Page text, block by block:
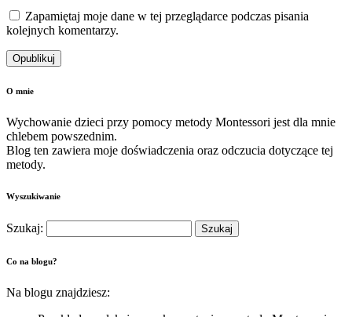
Zapamiętaj moje dane w tej przeglądarce podczas pisania
kolejnych komentarzy.
O mnie
Wychowanie dzieci przy pomocy metody Montessori jest dla mnie
chlebem powszednim.
Blog ten zawiera moje doświadczenia oraz odczucia dotyczące tej
metody.
Wyszukiwanie
Szukaj:
Co na blogu?
Na blogu znajdziesz: